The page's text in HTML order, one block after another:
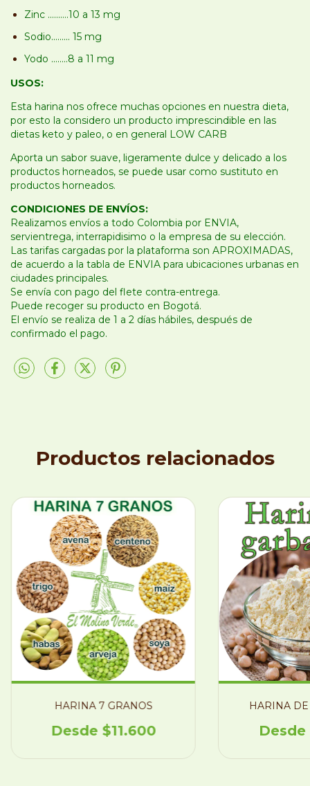
Zinc ..........10 a 13 mg
Sodio......... 15 mg
Yodo ........8 a 11 mg
USOS:
Esta harina nos ofrece muchas opciones en nuestra dieta,
por esto la considero un producto imprescindible en las
dietas keto y paleo, o en general LOW CARB
Aporta un sabor suave, ligeramente dulce y delicado a los
productos horneados, se puede usar como sustituto en
productos horneados.
CONDICIONES DE ENVÍOS:
Realizamos envíos a todo Colombia por ENVIA,
servientrega, interrapidisimo o la empresa de su elección.
Las tarifas cargadas por la plataforma son APROXIMADAS,
de acuerdo a la tabla de ENVIA para ubicaciones urbanas en
ciudades principales.
Se envía con pago del flete contra-entrega.
Puede recoger su producto en Bogotá.
El envío se realiza de 1 a 2 días hábiles, después de
confirmado el pago.
Productos relacionados
HARINA 7 GRANOS
$11.600
HARINA